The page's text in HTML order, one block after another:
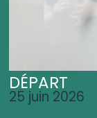
DÉPART
25 juin 2026